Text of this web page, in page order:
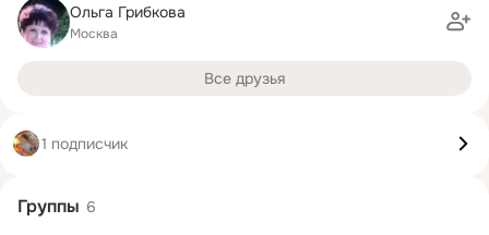
Ольга Грибкова
Москва
Все друзья
1 подписчик
Группы 6